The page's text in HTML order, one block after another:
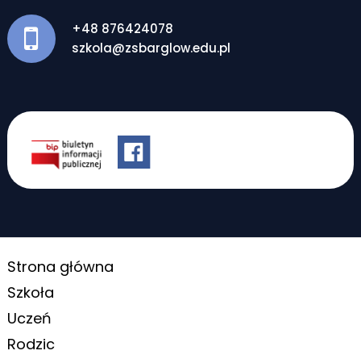
+48 876424078
szkola@zsbarglow.edu.pl
Strona główna
Szkoła
Uczeń
Rodzic